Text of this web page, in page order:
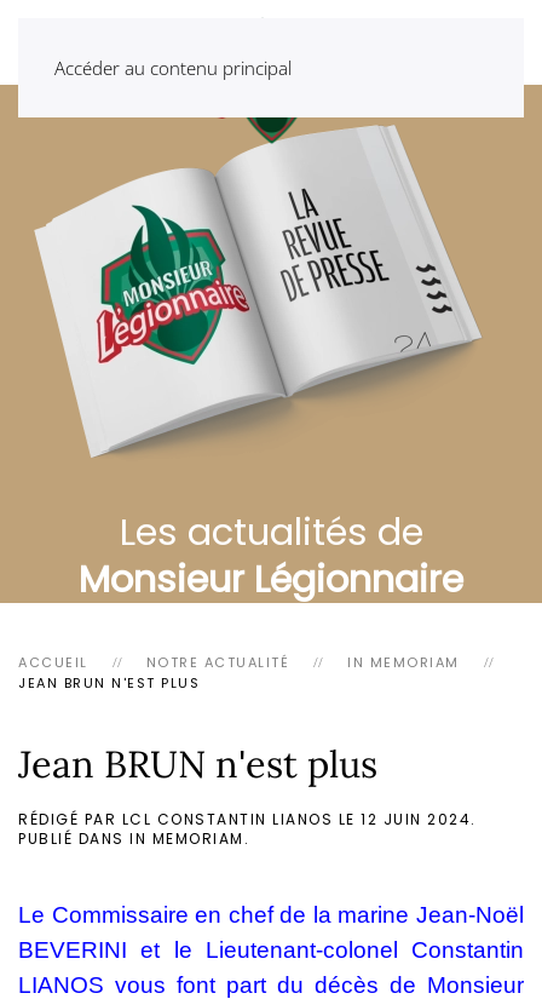
Accéder au contenu principal
Les actualités de
Monsieur Légionnaire
ACCUEIL NOTRE ACTUALITÉ
IN MEMORIAM
JEAN BRUN N'EST PLUS
Jean BRUN n'est plus
RÉDIGÉ PAR LCL CONSTANTIN LIANOS LE 12 JUIN 2024.
PUBLIÉ DANS IN MEMORIAM .
Le Commissaire en chef de la marine Jean-Noël
BEVERINI et le Lieutenant-colonel Constantin
LIANOS vous font part du décès de Monsieur